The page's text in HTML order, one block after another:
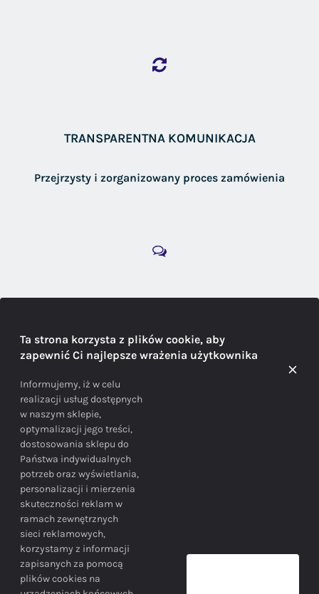
TRANSPARENTNA KOMUNIKACJA
Przejrzysty i zorganizowany proces zamówienia
Doradzamy na każdym etapie zakupu
BEZPIECZEŃSTWO
Bezpieczne zakupy gwarantowane!
Ta strona korzysta z plików cookie, aby
zapewnić Ci najlepsze wrażenia użytkownika
Informujemy, iż w celu
realizacji usług dostępnych
w naszym sklepie,
optymalizacji jego treści,
dostosowania sklepu do
Państwa indywidualnych
potrzeb oraz wyświetlania,
personalizacji i mierzenia
skuteczności reklam w
ramach zewnętrznych
sieci reklamowych,
korzystamy z informacji
zapisanych za pomocą
plików cookies na